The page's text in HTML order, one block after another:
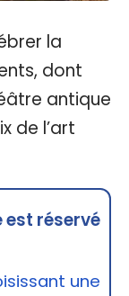
la
dont
antique
de l’art
est réservé
une